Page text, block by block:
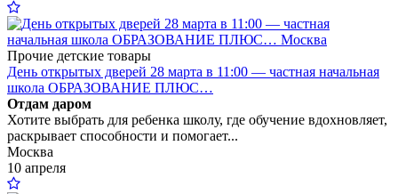
Прочие детские товары
День открытых дверей 28 марта в 11:00 — частная начальная
школа ОБРАЗОВАНИЕ ПЛЮС…
Отдам даром
Хотите выбрать для ребенка школу, где обучение вдохновляет,
раскрывает способности и помогает...
Москва
10 апреля